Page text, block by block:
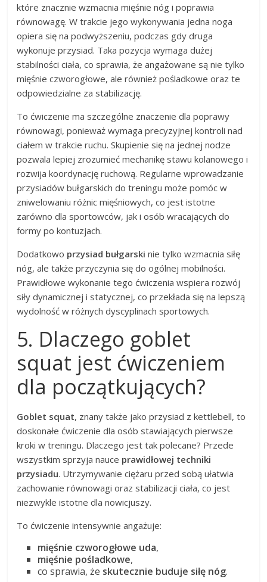
które znacznie wzmacnia mięśnie nóg i poprawia
równowagę. W trakcie jego wykonywania jedna noga
opiera się na podwyższeniu, podczas gdy druga
wykonuje przysiad. Taka pozycja wymaga dużej
stabilności ciała, co sprawia, że angażowane są nie tylko
mięśnie czworogłowe, ale również pośladkowe oraz te
odpowiedzialne za stabilizację.
To ćwiczenie ma szczególne znaczenie dla poprawy
równowagi, ponieważ wymaga precyzyjnej kontroli nad
ciałem w trakcie ruchu. Skupienie się na jednej nodze
pozwala lepiej zrozumieć mechanikę stawu kolanowego i
rozwija koordynację ruchową. Regularne wprowadzanie
przysiadów bułgarskich do treningu może pomóc w
zniwelowaniu różnic mięśniowych, co jest istotne
zarówno dla sportowców, jak i osób wracających do
formy po kontuzjach.
Dodatkowo przysiad bułgarski nie tylko wzmacnia siłę
nóg, ale także przyczynia się do ogólnej mobilności.
Prawidłowe wykonanie tego ćwiczenia wspiera rozwój
siły dynamicznej i statycznej, co przekłada się na lepszą
wydolność w różnych dyscyplinach sportowych.
5. Dlaczego goblet
squat jest ćwiczeniem
dla początkujących?
Goblet squat, znany także jako przysiad z kettlebell, to
doskonałe ćwiczenie dla osób stawiających pierwsze
kroki w treningu. Dlaczego jest tak polecane? Przede
wszystkim sprzyja nauce prawidłowej techniki
przysiadu. Utrzymywanie ciężaru przed sobą ułatwia
zachowanie równowagi oraz stabilizacji ciała, co jest
niezwykle istotne dla nowicjuszy.
To ćwiczenie intensywnie angażuje:
mięśnie czworogłowe uda,
mięśnie pośladkowe,
co sprawia, że skutecznie buduje siłę nóg.